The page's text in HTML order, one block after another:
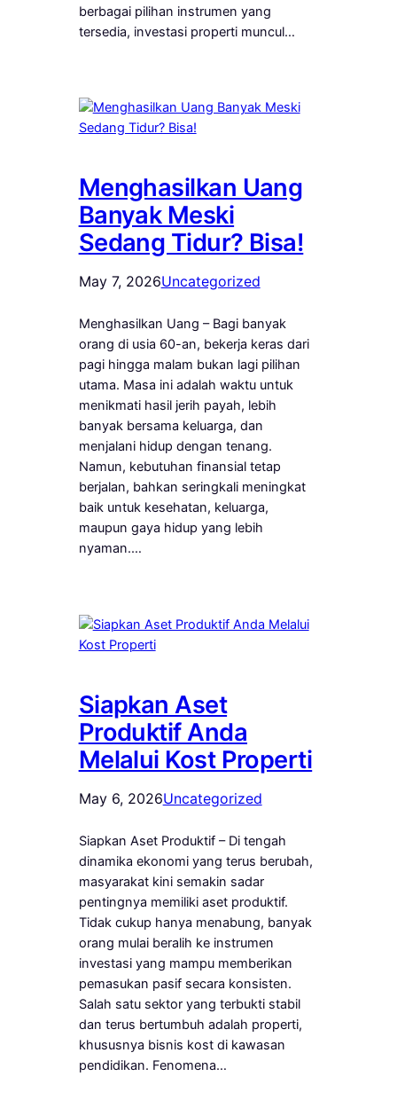
berbagai pilihan instrumen yang
tersedia, investasi properti muncul…
Menghasilkan Uang
Banyak Meski
Sedang Tidur? Bisa!
May 7, 2026Uncategorized
Menghasilkan Uang – Bagi banyak
orang di usia 60-an, bekerja keras dari
pagi hingga malam bukan lagi pilihan
utama. Masa ini adalah waktu untuk
menikmati hasil jerih payah, lebih
banyak bersama keluarga, dan
menjalani hidup dengan tenang.
Namun, kebutuhan finansial tetap
berjalan, bahkan seringkali meningkat
baik untuk kesehatan, keluarga,
maupun gaya hidup yang lebih
nyaman.…
Siapkan Aset
Produktif Anda
Melalui Kost Properti
May 6, 2026Uncategorized
Siapkan Aset Produktif – Di tengah
dinamika ekonomi yang terus berubah,
masyarakat kini semakin sadar
pentingnya memiliki aset produktif.
Tidak cukup hanya menabung, banyak
orang mulai beralih ke instrumen
investasi yang mampu memberikan
pemasukan pasif secara konsisten.
Salah satu sektor yang terbukti stabil
dan terus bertumbuh adalah properti,
khususnya bisnis kost di kawasan
pendidikan. Fenomena…